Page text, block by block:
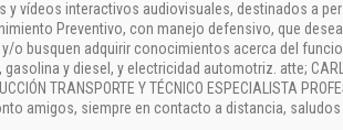
y vídeos interactivos audiovisuales, destinados a
Preventivo, con manejo defensivo, que
o busquen adquirir conocimientos acerca del
y diesel, y electricidad automotriz. atte;
TRANSPORTE Y TÉCNICO ESPECIALISTA
amigos, siempre en contacto a distancia,